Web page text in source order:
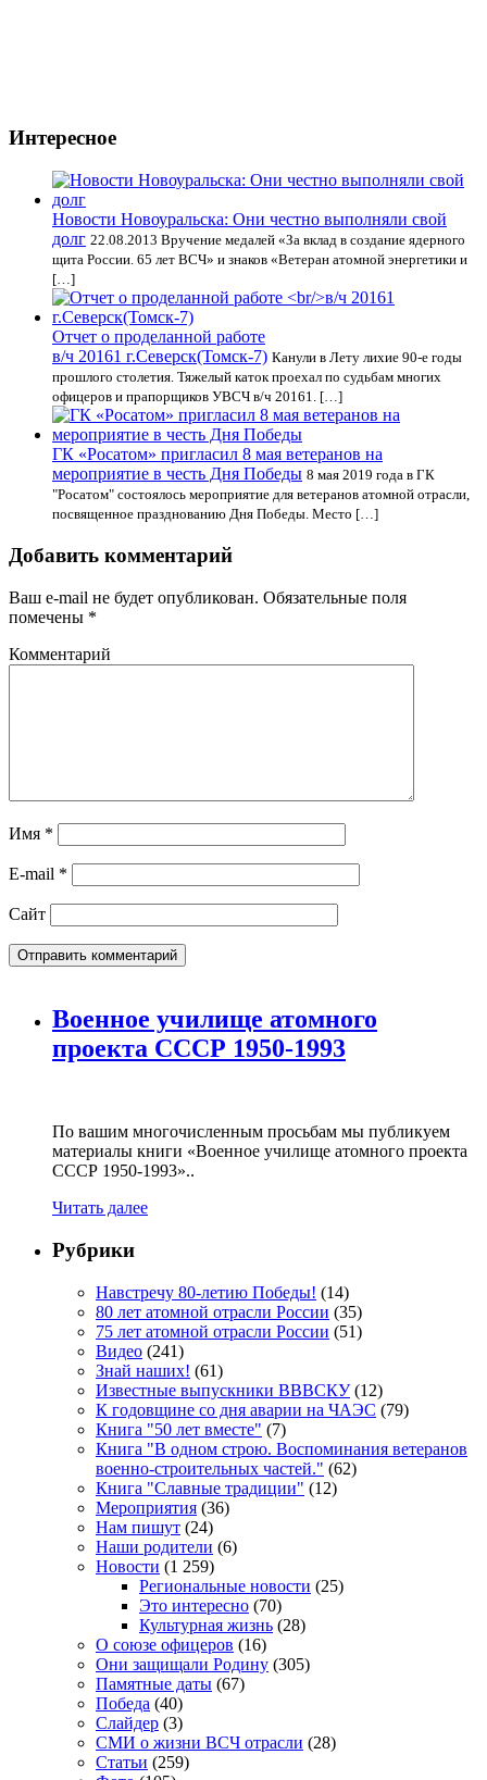
Интересное
Новости Новоуральска: Они честно выполняли свой
долг 22.08.2013 Вручение медалей «За вклад в создание ядерного
щита России. 65 лет ВСЧ» и знаков «Ветеран атомной энергетики и
[…]
Отчет о проделанной работе
в/ч 20161 г.Северск(Томск-7) Канули в Лету лихие 90-е годы
прошлого столетия. Тяжелый каток проехал по судьбам многих
офицеров и прапорщиков УВСЧ в/ч 20161. […]
ГК «Росатом» пригласил 8 мая ветеранов на
мероприятие в честь Дня Победы 8 мая 2019 года в ГК
"Росатом" состоялось мероприятие для ветеранов атомной отрасли,
посвященное празднованию Дня Победы. Место […]
Добавить комментарий
Ваш e-mail не будет опубликован. Обязательные поля
помечены *
Комментарий
Имя *
E-mail *
Сайт
Военное училище атомного
проекта СССР 1950-1993
По вашим многочисленным просьбам мы публикуем
материалы книги «Военное училище атомного проекта
СССР 1950-1993»..
Читать далее
Рубрики
Навстречу 80-летию Победы! (14)
80 лет атомной отрасли России (35)
75 лет атомной отрасли России (51)
Видео (241)
Знай наших! (61)
Известные выпускники ВВВСКУ(12)
К годовщине со дня аварии на ЧАЭС (79)
Книга "50 лет вместе" (7)
Книга "В одном строю. Воспоминания ветеранов
военно-строительных частей." (62)
Книга "Славные традиции" (12)
Мероприятия (36)
Нам пишут (24)
Наши родители (6)
Новости (1 259)
Региональные новости (25)
Это интересно (70)
Культурная жизнь (28)
О союзе офицеров (16)
Они защищали Родину (305)
Памятные даты (67)
Победа (40)
Слайдер (3)
СМИ о жизни ВСЧ отрасли (28)
Статьи (259)